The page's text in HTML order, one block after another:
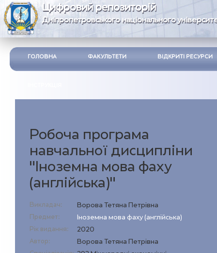
Цифровий репозиторій
Дніпропетровського національного
ГОЛОВНА ФАКУЛЬТЕТИ ВІДКРИТІ РЕСУРСИ
Робоча програма
навчальної дисципліни
"Іноземна мова фаху
(англійська)"
Викладач: Ворова Тетяна Петрівна
Предмет: Іноземна мова фаху (англійська)
Рік видання: 2020
Автор: Ворова Тетяна Петрівна